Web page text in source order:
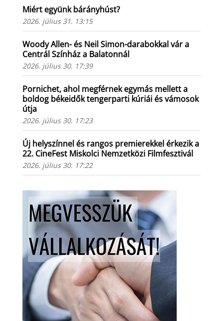
Miért együnk bárányhúst?
2026. július 31. 13:15
Woody Allen- és Neil Simon-darabokkal vár a
Centrál Színház a Balatonnál
2026. július 30. 17:39
Pornichet, ahol megférnek egymás mellett a
boldog békeidők tengerparti kúriái és vámosok
útja
2026. július 30. 17:23
Új helyszínnel és rangos premierekkel érkezik a
22. CineFest Miskolci Nemzetközi Filmfesztivál
2026. július 30. 17:22